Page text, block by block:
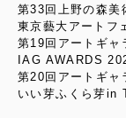
第33回上野の森美
東京藝大アートフ
第19回アートギャ
IAG AWARDS
第20回アートギャ
いい芽ふくら芽in